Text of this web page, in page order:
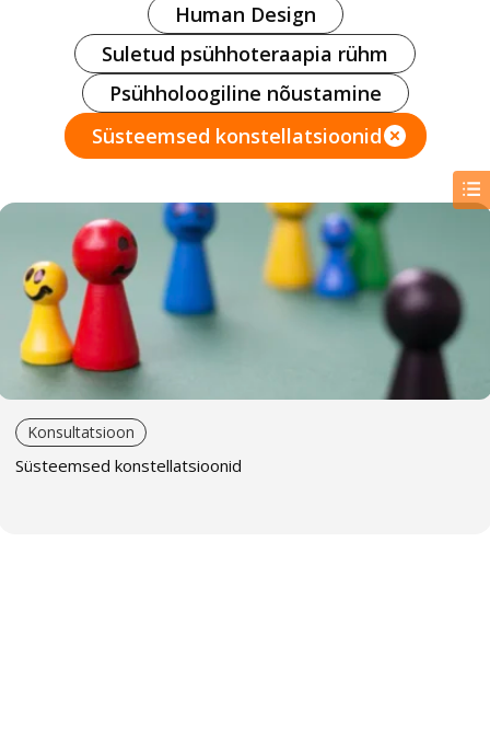
Human Design
Suletud psühhoteraapia rühm
Psühholoogiline nõustamine
Süsteemsed konstellatsioonid
Konsultatsioon
Süsteemsed konstellatsioonid